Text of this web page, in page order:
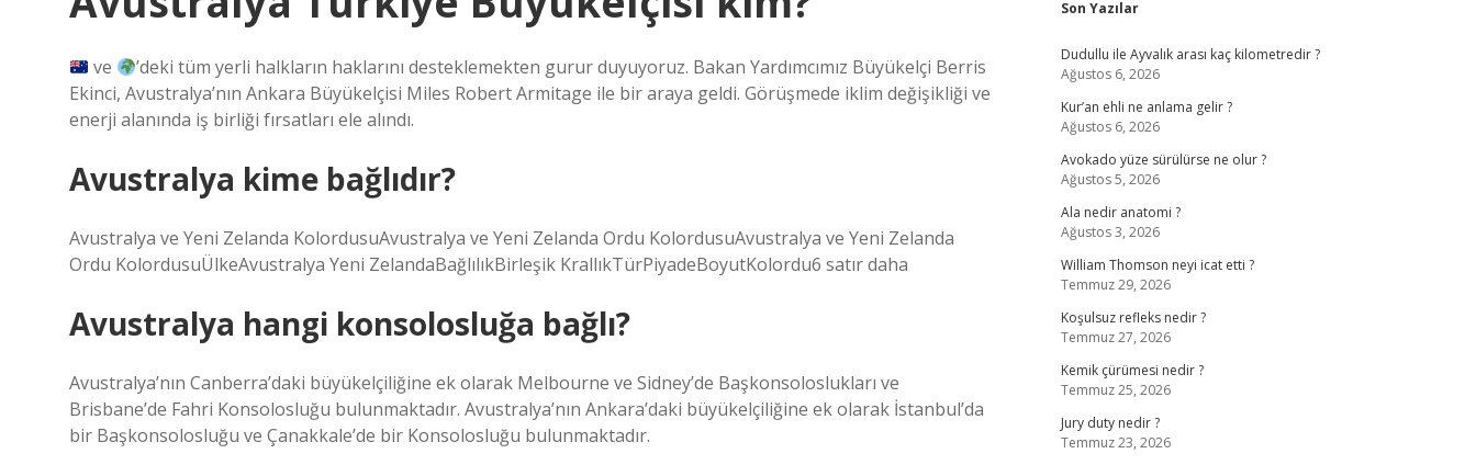
ve
’deki tüm yerli halkların haklarını desteklemekten gurur duyuyoruz. Bakan Yardımcımız Büyükelçi Berris
Ekinci, Avustralya’nın Ankara Büyükelçisi Miles Robert Armitage ile bir araya geldi. Görüşmede iklim değişikliği ve
enerji alanında iş birliği fırsatları ele alındı.
Avustralya kime bağlıdır?
Avustralya ve Yeni Zelanda KolordusuAvustralya ve Yeni Zelanda Ordu KolordusuAvustralya ve Yeni Zelanda
Ordu KolordusuÜlkeAvustralya Yeni ZelandaBağlılıkBirleşik KrallıkTürPiyadeBoyutKolordu6 satır daha
Avustralya hangi konsolosluğa bağlı?
Avustralya’nın Canberra’daki büyükelçiliğine ek olarak Melbourne ve Sidney’de Başkonsoloslukları ve
Brisbane’de Fahri Konsolosluğu bulunmaktadır. Avustralya’nın Ankara’daki büyükelçiliğine ek olarak İstanbul’da
bir Başkonsolosluğu ve Çanakkale’de bir Konsolosluğu bulunmaktadır.
Son Yazılar
Dudullu ile Ayvalık arası kaç kilometredir ?
Ağustos 6, 2026
Kur’an ehli ne anlama gelir ?
Ağustos 6, 2026
Avokado yüze sürülürse ne olur ?
Ağustos 5, 2026
Ala nedir anatomi ?
Ağustos 3, 2026
William Thomson neyi icat etti ?
Temmuz 29, 2026
Koşulsuz refleks nedir ?
Temmuz 27, 2026
Kemik çürümesi nedir ?
Temmuz 25, 2026
Jury duty nedir ?
Temmuz 23, 2026